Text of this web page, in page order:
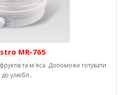
MR-765
та м'яса. Допоможе готувати
до улюбл..